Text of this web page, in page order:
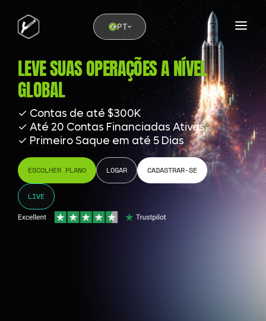
PT
LEVE SUAS OPERAÇÕES A NÍVEL
GLOBAL
✓ Contas de até $300K
✓ Até 20 Contas Financiadas Ativas
✓ Primeiro Saque em até 5 Dias
ESCOLHER PLANO LOGAR CADASTRAR-SE
LIVE